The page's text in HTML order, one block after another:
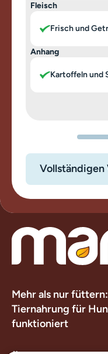
Fleisch
Frisch und
Anhang
Kartoffeln und
Vollständigen
Mehr als nur
Tiernahrung für
funktioniert